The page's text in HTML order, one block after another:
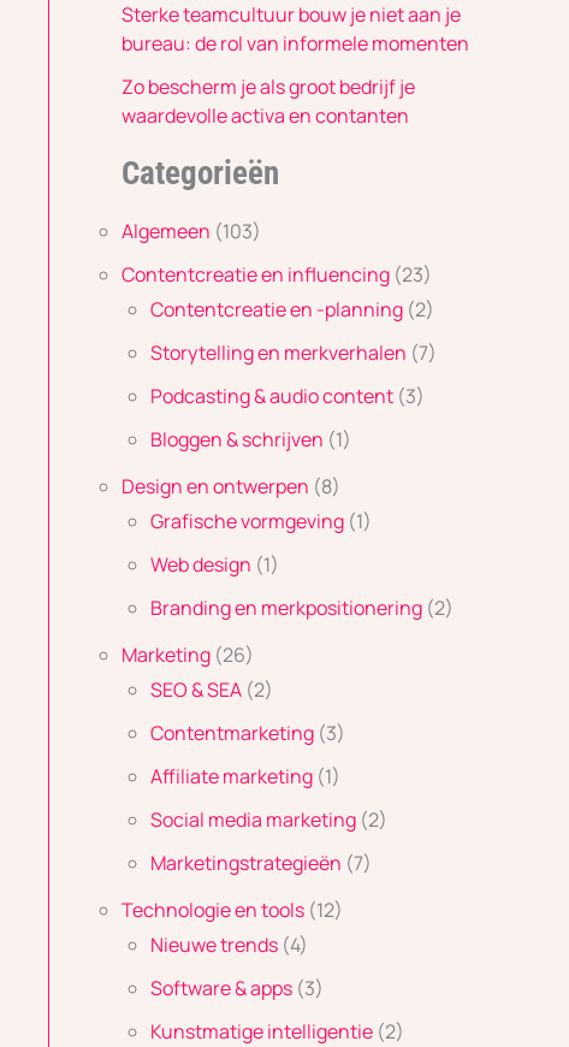
Sterke teamcultuur bouw je niet aan je
bureau: de rol van informele momenten
Zo bescherm je als groot bedrijf je
waardevolle activa en contanten
Categorieën
Algemeen (103)
Contentcreatie en influencing (23)
Contentcreatie en -planning (2)
Storytelling en merkverhalen (7)
Podcasting & audio content (3)
Bloggen & schrijven (1)
Design en ontwerpen (8)
Grafische vormgeving (1)
Web design (1)
Branding en merkpositionering (2)
Marketing (26)
SEO & SEA (2)
Contentmarketing (3)
Affiliate marketing (1)
Social media marketing (2)
Marketingstrategieën (7)
Technologie en tools (12)
Nieuwe trends (4)
Software & apps (3)
Kunstmatige intelligentie (2)